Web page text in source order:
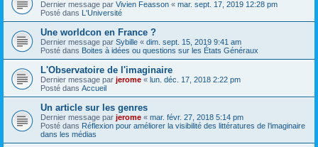
Dernier message par Vivien Feasson « mar. sept. 17, 2019 12:28 pm
Posté dans L'Université
Une worldcon en France ?
Dernier message par Sybille « dim. sept. 15, 2019 9:41 am
Posté dans Boites à idées ou questions sur les États Généraux
L'Observatoire de l'imaginaire
Dernier message par jerome « lun. déc. 17, 2018 2:22 pm
Posté dans Accueil
Un article sur les genres
Dernier message par jerome « mar. févr. 27, 2018 5:14 pm
Posté dans Réflexion pour améliorer la visibilité des littératures de l’imaginaire
dans les médias